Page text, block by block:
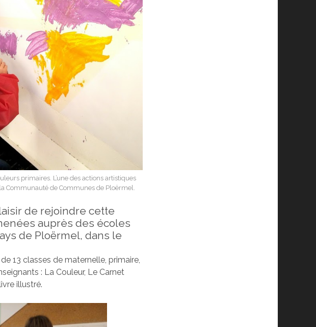
primaires. L’une des actions artistiques
Communauté de Communes de Ploërmel.
de rejoindre cette
auprès des écoles
de Ploërmel, dans le
13 classes de maternelle, primaire,
: La Couleur, Le Carnet
illustré.